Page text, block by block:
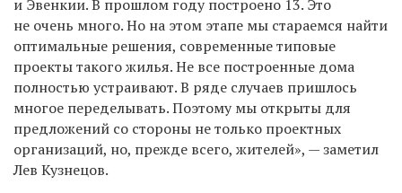
и Эвенкии. В прошлом году построено 13. Это
не очень много. Но на этом этапе мы стараемся найти
оптимальные решения, современные типовые
проекты такого жилья. Не все построенные дома
полностью устраивают. В ряде случаев пришлось
многое переделывать. Поэтому мы открыты для
предложений со стороны не только проектных
организаций, но, прежде всего, жителей», — заметил
Лев Кузнецов.